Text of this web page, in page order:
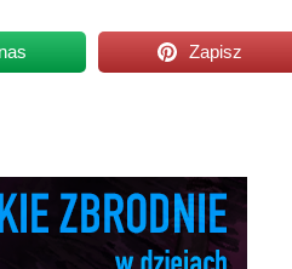
Zapisz